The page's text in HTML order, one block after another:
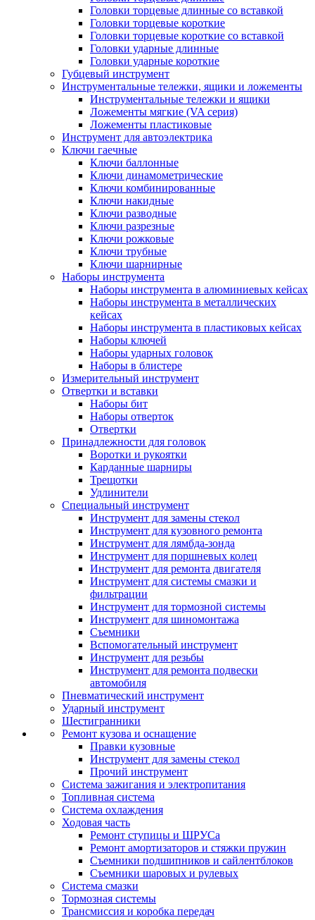
Головки торцевые длинные со вставкой
Головки торцевые короткие
Головки торцевые короткие со вставкой
Головки ударные длинные
Головки ударные короткие
Губцевый инструмент
Инструментальные тележки, ящики и ложементы
Инструментальные тележки и ящики
Ложементы мягкие (VA серия)
Ложементы пластиковые
Инструмент для автоэлектрика
Ключи гаечные
Ключи баллонные
Ключи динамометрические
Ключи комбинированные
Ключи накидные
Ключи разводные
Ключи разрезные
Ключи рожковые
Ключи трубные
Ключи шарнирные
Наборы инструмента
Наборы инструмента в алюминиевых кейсах
Наборы инструмента в металлических
кейсах
Наборы инструмента в пластиковых кейсах
Наборы ключей
Наборы ударных головок
Наборы в блистере
Измерительный инструмент
Отвертки и вставки
Наборы бит
Наборы отверток
Отвертки
Принадлежности для головок
Воротки и рукоятки
Карданные шарниры
Трещотки
Удлинители
Специальный инструмент
Инструмент для замены стекол
Инструмент для кузовного ремонта
Инструмент для лямбда-зонда
Инструмент для поршневых колец
Инструмент для ремонта двигателя
Инструмент для системы смазки и
фильтрации
Инструмент для тормозной системы
Инструмент для шиномонтажа
Съемники
Вспомогательный инструмент
Инструмент для резьбы
Инструмент для ремонта подвески
автомобиля
Пневматический инструмент
Ударный инструмент
Шестигранники
Ремонт кузова и оснащение
Правки кузовные
Инструмент для замены стекол
Прочий инструмент
Система зажигания и электропитания
Топливная система
Система охлаждения
Ходовая часть
Ремонт ступицы и ШРУСа
Ремонт амортизаторов и стяжки пружин
Съемники подшипников и сайлентблоков
Съемники шаровых и рулевых
Система смазки
Тормозная системы
Трансмиссия и коробка передач